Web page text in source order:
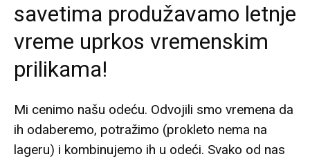
savetima produžavamo letnje
vreme uprkos vremenskim
prilikama!
Mi cenimo našu odeću. Odvojili smo vremena da
ih odaberemo, potražimo (prokleto nema na
lageru) i kombinujemo ih u odeći. Svako od nas